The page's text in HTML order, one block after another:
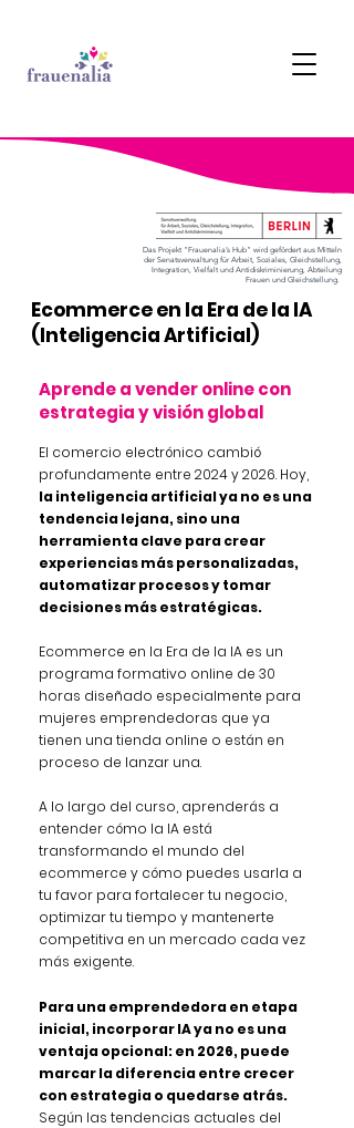
Das Projekt "Frauenalia’s Hub" wird gefördert aus Mitteln
der Senatsverwaltung für Arbeit, Soziales, Gleichstellung,
Integration, Vielfalt und Antidiskriminierung, Abteilung
Frauen und Gleichstellung.
Ecommerce en la Era de la IA
(Inteligencia Artificial)
Aprende a vender online con
estrategia y visión global
El comercio electrónico cambió
profundamente entre 2024 y 2026. Hoy,
la inteligencia artificial ya no es una
tendencia lejana, sino una
herramienta clave para crear
experiencias más personalizadas,
automatizar procesos y tomar
decisiones más estratégicas.
Ecommerce en la Era de la IA es un
programa formativo online de 30
horas diseñado especialmente para
mujeres emprendedoras que ya
tienen una tienda online o están en
proceso de lanzar una.
A lo largo del curso, aprenderás a
entender cómo la IA está
transformando el mundo del
ecommerce y cómo puedes usarla a
tu favor para fortalecer tu negocio,
optimizar tu tiempo y mantenerte
competitiva en un mercado cada vez
más exigente.
Para una emprendedora en etapa
inicial, incorporar IA ya no es una
ventaja opcional: en 2026, puede
marcar la diferencia entre crecer
con estrategia o quedarse atrás.
Según las tendencias actuales del